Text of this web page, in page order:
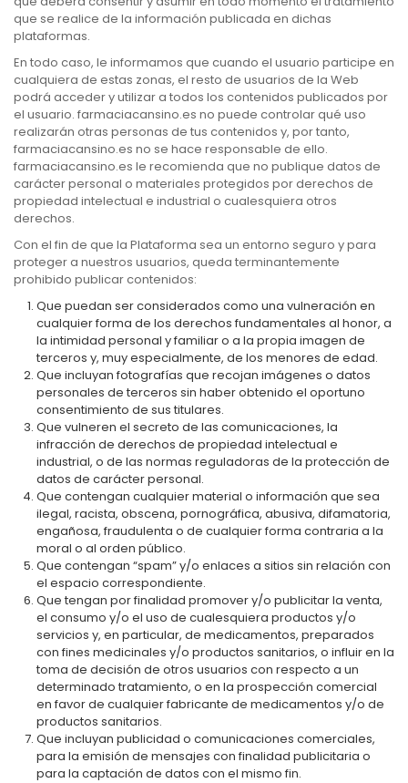
que se realice de la información publicada en dichas
plataformas.
En todo caso, le informamos que cuando el usuario participe en
cualquiera de estas zonas, el resto de usuarios de la Web
podrá acceder y utilizar a todos los contenidos publicados por
el usuario. farmaciacansino.es no puede controlar qué uso
realizarán otras personas de tus contenidos y, por tanto,
farmaciacansino.es no se hace responsable de ello.
farmaciacansino.es le recomienda que no publique datos de
carácter personal o materiales protegidos por derechos de
propiedad intelectual e industrial o cualesquiera otros
derechos.
Con el fin de que la Plataforma sea un entorno seguro y para
proteger a nuestros usuarios, queda terminantemente
prohibido publicar contenidos:
Que puedan ser considerados como una vulneración en
cualquier forma de los derechos fundamentales al honor, a
la intimidad personal y familiar o a la propia imagen de
terceros y, muy especialmente, de los menores de edad.
Que incluyan fotografías que recojan imágenes o datos
personales de terceros sin haber obtenido el oportuno
consentimiento de sus titulares.
Que vulneren el secreto de las comunicaciones, la
infracción de derechos de propiedad intelectual e
industrial, o de las normas reguladoras de la protección de
datos de carácter personal.
Que contengan cualquier material o información que sea
ilegal, racista, obscena, pornográfica, abusiva, difamatoria,
engañosa, fraudulenta o de cualquier forma contraria a la
moral o al orden público.
Que contengan “spam” y/o enlaces a sitios sin relación con
el espacio correspondiente.
Que tengan por finalidad promover y/o publicitar la venta,
el consumo y/o el uso de cualesquiera productos y/o
servicios y, en particular, de medicamentos, preparados
con fines medicinales y/o productos sanitarios, o influir en la
toma de decisión de otros usuarios con respecto a un
determinado tratamiento, o en la prospección comercial
en favor de cualquier fabricante de medicamentos y/o de
productos sanitarios.
Que incluyan publicidad o comunicaciones comerciales,
para la emisión de mensajes con finalidad publicitaria o
para la captación de datos con el mismo fin.